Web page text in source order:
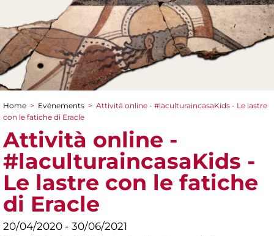
You are here
Home > Evénements > Attività online - #laculturaincasaKids - Le lastre
con le fatiche di Eracle
Attività online -
#laculturaincasaKids -
Le lastre con le fatiche
di Eracle
20/04/2020 - 30/06/2021